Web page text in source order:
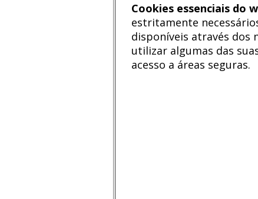
Cookies essenciais do
estritamente
disponíveis através dos
utilizar algumas das
acesso a áreas seguras.